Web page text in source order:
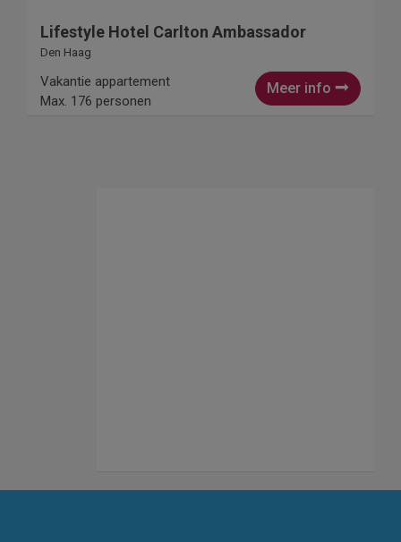
Lifestyle Hotel Carlton Ambassador
Den Haag
Meer info
Vakantie appartement
Max. 176 personen